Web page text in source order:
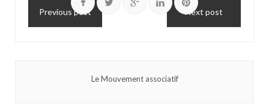
Previous post Next post
Le Mouvement associatif